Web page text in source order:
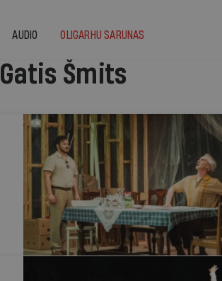
AUDIO OLIGARHU SARUNAS
Gatis Šmits